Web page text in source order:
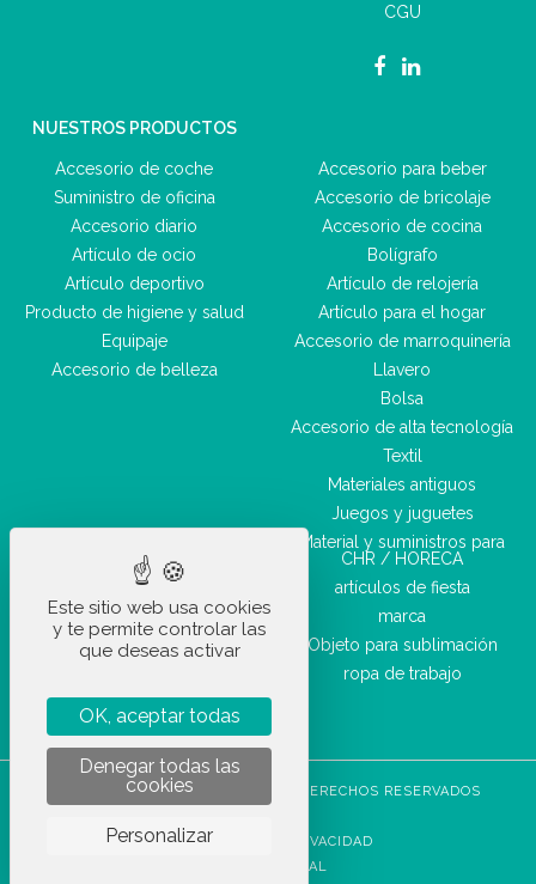
CGU
NUESTROS PRODUCTOS
Accesorio de coche
Suministro de oficina
Accesorio diario
Artículo de ocio
Artículo deportivo
Producto de higiene y salud
Equipaje
Accesorio de belleza
Accesorio para beber
Accesorio de bricolaje
Accesorio de cocina
Bolígrafo
Artículo de relojería
Artículo para el hogar
Accesorio de marroquinería
Llavero
Bolsa
Accesorio de alta tecnología
Textil
Materiales antiguos
Juegos y juguetes
Material y suministros para
CHR / HORECA
artículos de fiesta
marca
Objeto para sublimación
ropa de trabajo
STOCKETIK © 2023 - TODOS LOS DERECHOS RESERVADOS
POLÍTICA DE PRIVACIDAD
AVISO LEGAL
Este sitio web usa cookies
y te permite controlar las
que deseas activar
OK, aceptar todas
Denegar todas las
cookies
Personalizar